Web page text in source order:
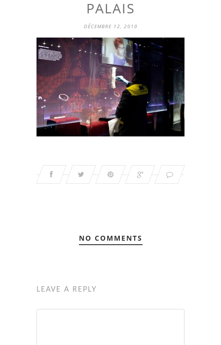
PALAIS
DÉCEMBRE 12, 2010
NO COMMENTS
LEAVE A REPLY